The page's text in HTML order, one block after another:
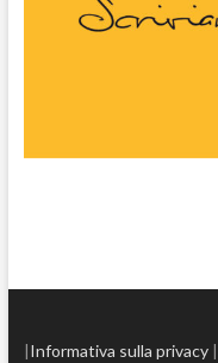
|Informativa sulla privacy|